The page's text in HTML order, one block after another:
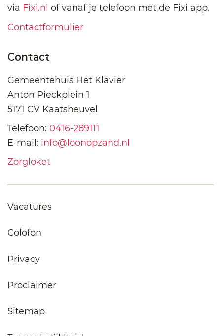
via Fixi.nl of vanaf je telefoon met de Fixi app.
Contactformulier
Contact
Gemeentehuis Het Klavier
Anton Pieckplein 1
5171 CV Kaatsheuvel
Telefoon: 0416-289111
E-mail: info@loonopzand.nl
Zorgloket
Vacatures
Colofon
Privacy
Proclaimer
Sitemap